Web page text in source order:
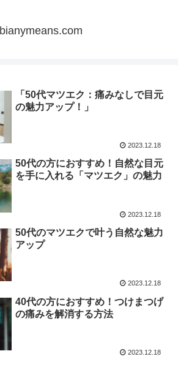
bianymeans.com
「50代マツエク：痛みなしで目元
の魅力アップ！」
2023.12.18
50代の方におすすめ！自然な目元
を手に入れる「マツエク」の魅力
2023.12.18
50代のマツエクで叶う自然な魅力
アップ
2023.12.18
40代の方におすすめ！つけまつげ
の痛みを解消する方法
2023.12.18